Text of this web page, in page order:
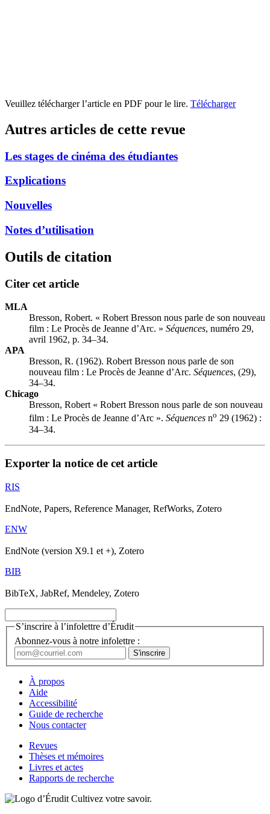
Veuillez télécharger l’article en PDF pour le lire. Télécharger
Autres articles de cette revue
Les stages de cinéma des étudiantes
Explications
Nouvelles
Notes d’utilisation
Outils de citation
Citer cet article
MLA
Bresson, Robert. « Robert Bresson nous parle de son nouveau
film : Le Procès de Jeanne d’Arc. » Séquences, numéro 29,
avril 1962, p. 34–34.
APA
Bresson, R. (1962). Robert Bresson nous parle de son
nouveau film : Le Procès de Jeanne d’Arc. Séquences, (29),
34–34.
Chicago
Bresson, Robert « Robert Bresson nous parle de son nouveau
film : Le Procès de Jeanne d’Arc ». Séquences no 29 (1962) :
34–34.
Exporter la notice de cet article
RIS
EndNote, Papers, Reference Manager, RefWorks, Zotero
ENW
EndNote (version X9.1 et +), Zotero
BIB
BibTeX, JabRef, Mendeley, Zotero
S’inscrire à l’infolettre d’Érudit
Abonnez-vous à notre infolettre :
À propos
Aide
Accessibilité
Guide de recherche
Nous contacter
Revues
Thèses et mémoires
Livres et actes
Rapports de recherche
Cultivez votre savoir.